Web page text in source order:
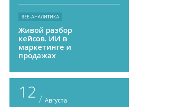
ВЕБ-АНАЛИТИКА
Живой разбор
кейсов. ИИ в
маркетинге и
продажах
12 / Августа